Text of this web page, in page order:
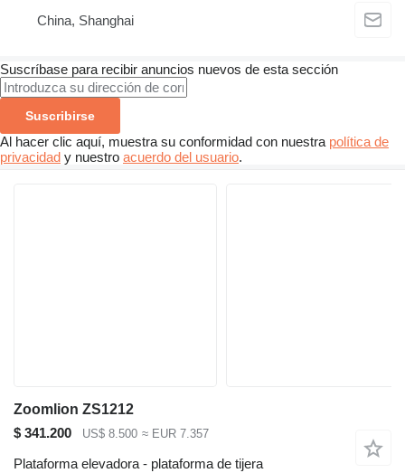
China, Shanghai
Suscríbase para recibir anuncios nuevos de esta sección
Suscribirse
Al hacer clic aquí, muestra su conformidad con nuestra política de
privacidad y nuestro acuerdo del usuario.
Zoomlion ZS1212
$ 341.200
US$ 8.500 ≈ EUR 7.357
Plataforma elevadora - plataforma de tijera